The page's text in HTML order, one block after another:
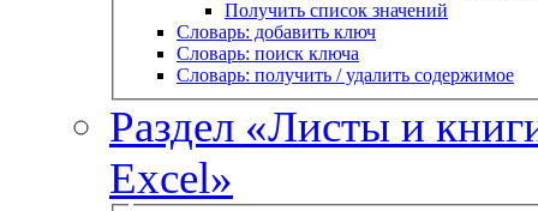
Получить список значений
Словарь: добавить ключ
Словарь: поиск ключа
Словарь: получить / удалить содержимое
Раздел «Листы и
Excel»